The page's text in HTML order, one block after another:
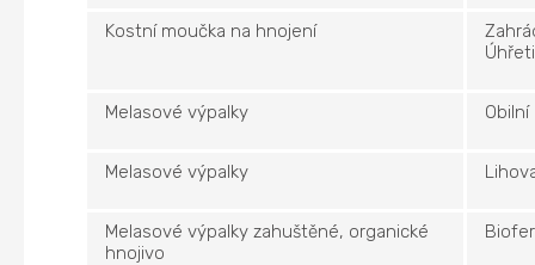
Kostní moučka na hnojení
Melasové výpalky
Melasové výpalky
Melasové výpalky zahuštěné, organické
hnojivo